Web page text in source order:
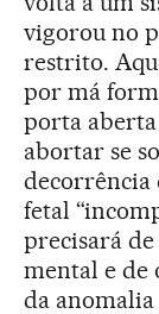
vigorou no
restrito.
por má
porta
abortar se
decorrência
fetal
precisará de
mental e de
da